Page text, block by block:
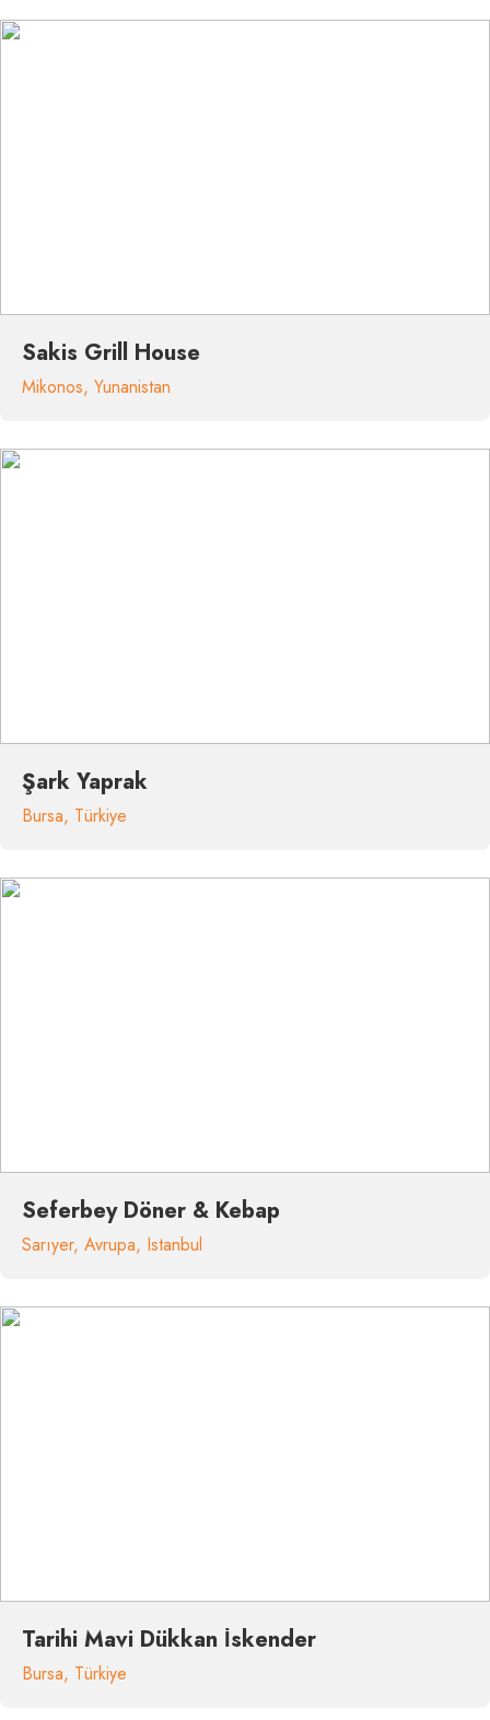
Sakis Grill House
Mikonos, Yunanistan
Şark Yaprak
Bursa, Türkiye
Seferbey Döner & Kebap
Sarıyer, Avrupa, Istanbul
Tarihi Mavi Dükkan İskender
Bursa, Türkiye